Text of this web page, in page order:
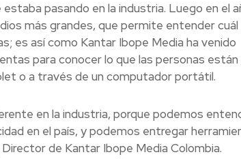
pasando en la industria. Luego en el
más grandes, que permite entender
es así como Kantar Ibope Media ha venido
para conocer lo que las personas están
o a través de un computador portátil.
en la industria, porque podemos
en el país, y podemos entregar
de Kantar Ibope Media Colombia.